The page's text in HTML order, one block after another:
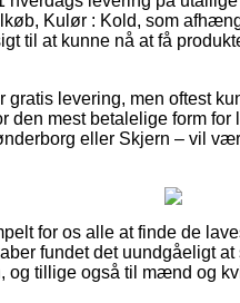
Kulør : Kold, som
til at kunne nå at få
levering, men oftest
den mest betalelige form
eller Skjern – vil
for os alle at finde de
fundet det uundgåeligt
og tillige også til mænd og